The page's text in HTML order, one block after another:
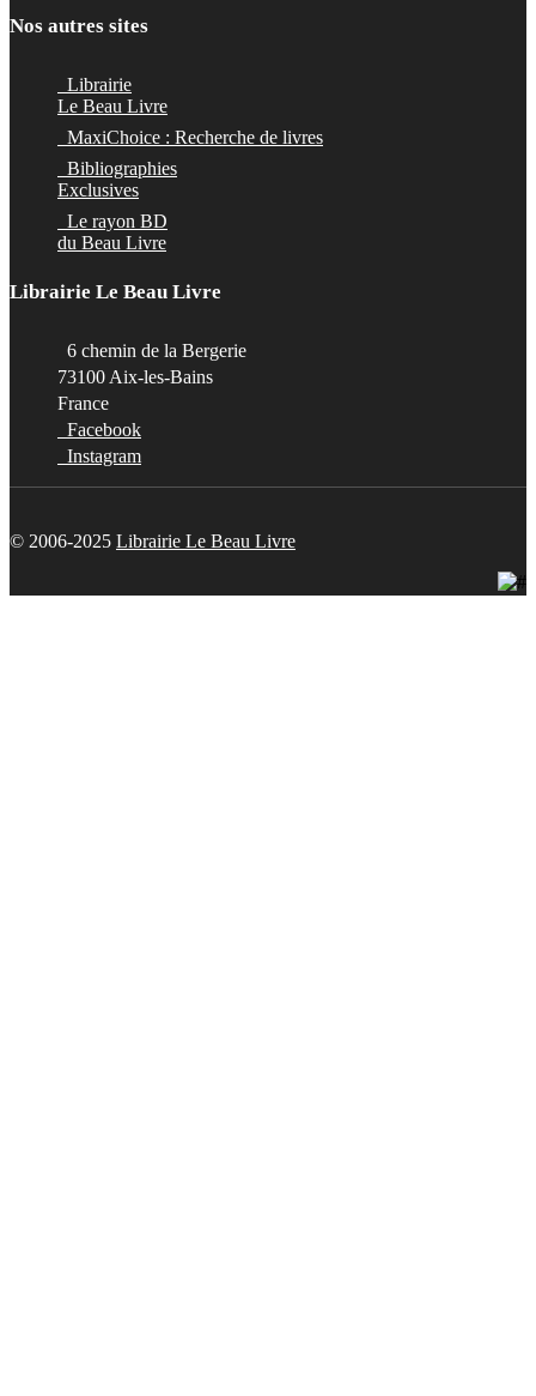
Nos autres sites
Librairie
Le Beau Livre
MaxiChoice : Recherche de livres
Bibliographies
Exclusives
Le rayon BD
du Beau Livre
Librairie Le Beau Livre
6 chemin de la Bergerie
73100 Aix-les-Bains
France
Facebook
Instagram
© 2006-2025 Librairie Le Beau Livre